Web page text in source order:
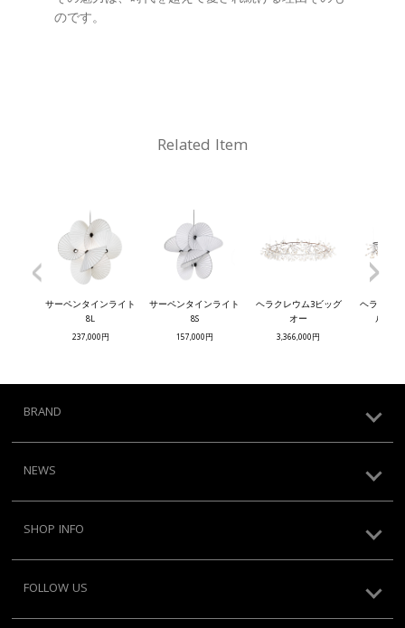
のです。
Related Item
サーペンタインライト
8L
237,000円
サーペンタインライト
8S
157,000円
ヘラクレウム3ビッグ
オー
3,366,000円
ヘラクレ
ルビッ
< >
BRAND
NEWS
SHOP INFO
FOLLOW US